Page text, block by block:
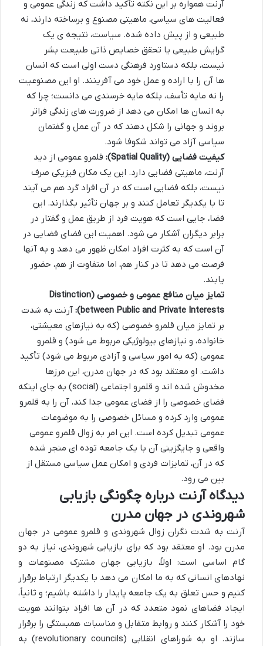
آرنت همواره بر این نکته تأکید داشت که زندگی عمومی و
فعالیت های سیاسی، ماهیتی مصنوع و برساخته دارند، نه
طبیعی و از پیش داده شده. سیاست، نتیجه ی یک
گرایش طبیعی یا تحقق خصایص ذاتی طبیعت بشر
نیست، بلکه دستاورد فرهنگی دست اولی است که انسان
ها آن را با اراده و عمل خود می آفرینند. او این مصنوعیت
را نه مایه تأسف، بلکه مایه خرسندی می دانست؛ چرا که
به انسان ها امکان می دهد از ضرورت های زندگی فراتر
بروند و جهانی را شکل دهند که در آن عمل و گفتمان
سیاسی آزاد می تواند شکوفا شود.
کیفیت فضایی (Spatial Quality):
قلمرو عمومی از دید
آرنت، ماهیتی فضایی دارد. این یک مکان فیزیکی صرف
نیست، بلکه فضایی است که در آن افراد گرد هم می آیند
تا با یکدیگر تعامل کنند و بر جهان تأثیر بگذارند. این
فضا، جایی است که هویت فرد از طریق عمل و گفتار در
برابر دیگران آشکار می شود. اهمیت این فضای فضایی در
آن است که به کثرت افراد امکان ظهور می دهد و به آنها
فرصت می دهد تا در کنار هم، اما متفاوت از هم، حضور
یابند.
تمایز میان منافع عمومی و خصوصی (Distinction
between Public and Private Interests):
آرنت به شدت
بر تمایز میان قلمرو خصوصی (که به نیازهای معیشتی،
خانواده، و نیازهای بیولوژیکی مربوط می شود) و قلمرو
عمومی (که به امور سیاسی و آزادی مربوط می شود) تأکید
داشت. او معتقد بود که در جهان مدرن، این مرزها
مخدوش شده اند و قلمرو اجتماعی (social) به جای اینکه
فضای خصوصی را از فضای عمومی جدا کند، آن را به قلمرو
عمومی وارد کرده و مسائل خصوصی را به موضوعات
عمومی تبدیل کرده است. این امر به زوال قلمرو عمومی
واقعی و جایگزینی آن با یک جامعه توده ای منجر شده
که در آن، تمایزات فردی و امکان عمل سیاسی مستقل از
بین می رود.
دیدگاه آرنت درباره چگونگی بازیابی
شهروندی در جهان مدرن
آرنت به شدت نگران زوال شهروندی و قلمرو عمومی در جهان
مدرن بود. او معتقد بود که برای بازیابی شهروندی، نیاز به دو
گام اساسی است: اولاً، بازیابی جهان مشترک مصنوعات و
نهادهای انسانی که به ما امکان می دهد با یکدیگر ارتباط برقرار
کنیم و حس تعلق به یک جامعه پایدار را داشته باشیم؛ و ثانیاً،
ایجاد فضاهای نمود متعدد که در آن ها افراد بتوانند هویت
خود را آشکار کنند و روابط متقابل و مناسبات همبستگی را برقرار
سازند. او به شوراهای انقلابی (revolutionary councils) به